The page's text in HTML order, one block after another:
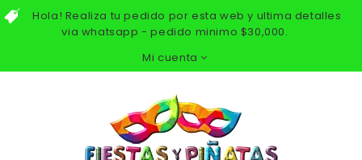
Hola! Realiza tu pedido por esta web y ultima detalles
via whatsapp - pedido minimo $30,000.
Mi cuenta